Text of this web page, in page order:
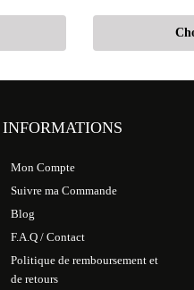
INFORMATIONS
Mon Compte
Suivre ma Commande
Blog
F.A.Q / Contact
Politique de remboursement et
de retours